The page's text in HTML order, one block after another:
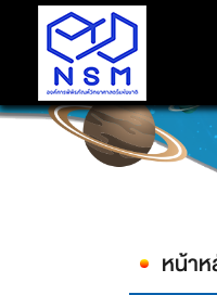
ทีมไทย คว้า
หน้า